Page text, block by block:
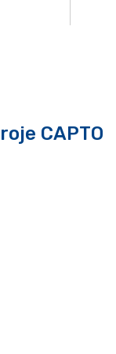
CAPTO